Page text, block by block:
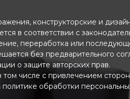
конструкторские и
в соответствии с
переработка или
без предварительного
о защите авторских прав.
числе с привлечением
обработки